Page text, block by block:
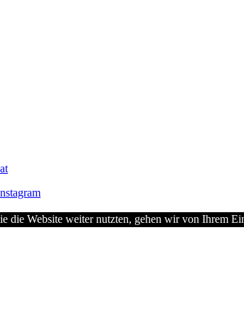
die Website weiter nutzten, gehen wir von Ihrem